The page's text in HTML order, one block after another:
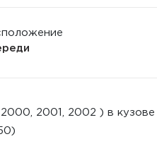
2001, 2002 ) в кузове